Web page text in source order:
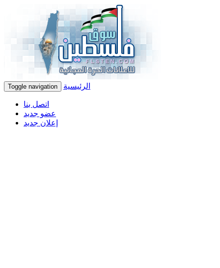
Toggle navigation الرئيسية
اتصل بنا
عضو جديد
إعلان جديد